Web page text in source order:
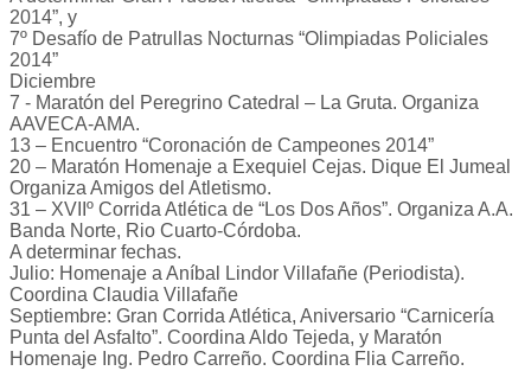
2014”, y
7º Desafío de Patrullas Nocturnas “Olimpiadas Policiales
2014”
Diciembre
7 - Maratón del Peregrino Catedral – La Gruta. Organiza
AAVECA-AMA.
13 – Encuentro “Coronación de Campeones 2014”
20 – Maratón Homenaje a Exequiel Cejas. Dique El Jumeal
Organiza Amigos del Atletismo.
31 – XVIIº Corrida Atlética de “Los Dos Años”. Organiza A.A.
Banda Norte, Rio Cuarto-Córdoba.
A determinar fechas.
Julio: Homenaje a Aníbal Lindor Villafañe (Periodista).
Coordina Claudia Villafañe
Septiembre: Gran Corrida Atlética, Aniversario “Carnicería
Punta del Asfalto”. Coordina Aldo Tejeda, y Maratón
Homenaje Ing. Pedro Carreño. Coordina Flia Carreño.